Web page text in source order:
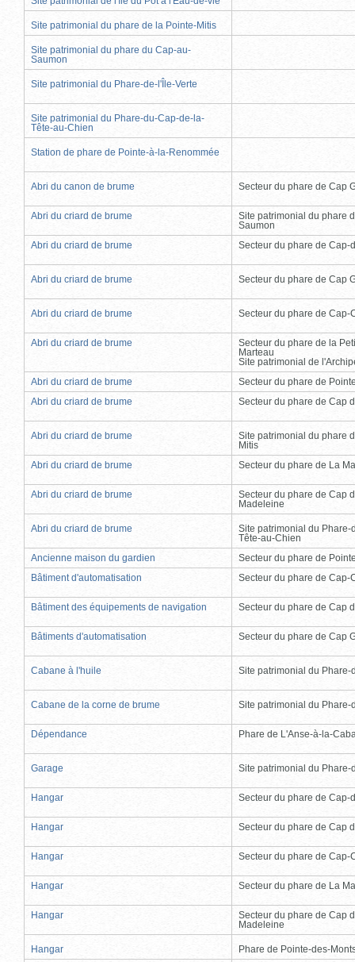
Site patrimonial du phare de la Pointe-Mitis
Site patrimonial du phare du Cap-au-
Saumon
Site patrimonial du Phare-de-l'Île-Verte
Site patrimonial du Phare-du-Cap-de-la-
Tête-au-Chien
Station de phare de Pointe-à-la-Renommée
Abri du canon de brume Secteur du phare de Cap
Abri du criard de brume
Site patrimonial du phare
Saumon
Abri du criard de brume
Secteur du phare de Cap-
Abri du criard de brume Secteur du phare de Cap
Abri du criard de brume Secteur du phare de Cap-
Abri du criard de brume
Secteur du phare de la
Marteau
Site patrimonial de
Abri du criard de brume
Secteur du phare de
Abri du criard de brume
Secteur du phare de Cap
Abri du criard de brume
Site patrimonial du phare
Mitis
Abri du criard de brume
Secteur du phare de La
Abri du criard de brume
Secteur du phare de Cap
Madeleine
Abri du criard de brume
Site patrimonial du Phare-
Tête-au-Chien
Ancienne maison du gardien
Secteur du phare de
Bâtiment d'automatisation
Secteur du phare de Cap-
Bâtiment des équipements de navigation Secteur du phare de Cap
Bâtiments d'automatisation Secteur du phare de Cap
Cabane à l'huile Site patrimonial du Phare-
Cabane de la corne de brume Site patrimonial du Phare-
Dépendance Phare de L'Anse-à-la-
Garage Site patrimonial du Phare-
Hangar Secteur du phare de Cap-
Hangar Secteur du phare de Cap
Hangar Secteur du phare de Cap-
Hangar Secteur du phare de La
Hangar
Secteur du phare de Cap
Madeleine
Hangar
Phare de Pointe-des-